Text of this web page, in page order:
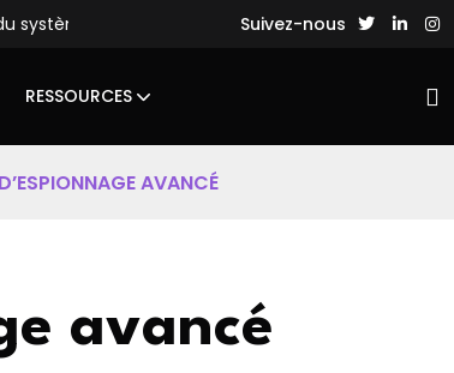
Des hackers chinois lancent des
Suivez-nous
RESSOURCES
AVANCÉ
avancé